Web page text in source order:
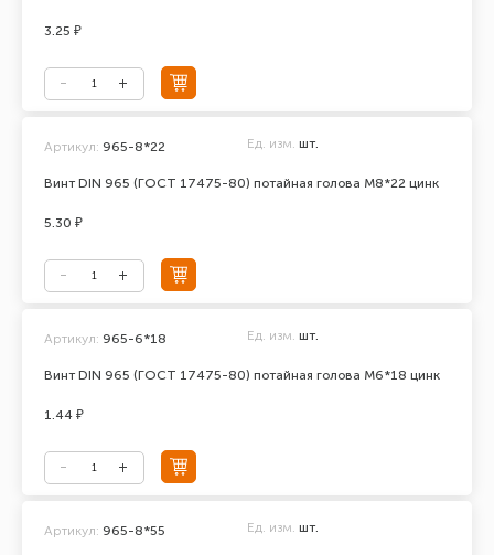
3.25 ₽
Винт DIN 965 (ГОСТ 17475-80) потайная голова М8*22 цинк
Артикул: 965-8*22 Ед. изм. шт.
5.30 ₽
Винт DIN 965 (ГОСТ 17475-80) потайная голова М6*18 цинк
Артикул: 965-6*18 Ед. изм. шт.
1.44 ₽
Артикул: 965-8*55 Ед. изм. шт.